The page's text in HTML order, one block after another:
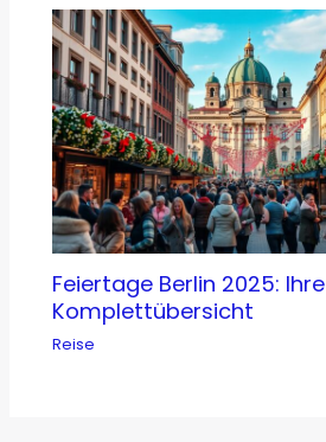
Feiertage Berlin 2025: Ihre
Komplettübersicht
Reise